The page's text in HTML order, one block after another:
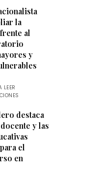
la
al
y
destaca
y las
el
en